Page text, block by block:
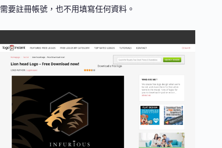
需要註冊帳號，也不用填寫任何資料。